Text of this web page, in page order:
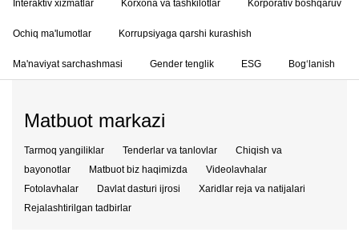
Interaktiv xizmatlar Korxona va tashkilotlar Korporativ boshqaruv
Ochiq ma'lumotlar Korrupsiyaga qarshi kurashish
Ma'naviyat sarchashmasi Gender tenglik ESG Bog‘lanish
Matbuot markazi
Tarmoq yangiliklar Tenderlar va tanlovlar
Chiqish va
bayonotlar
Matbuot biz haqimizda
Videolavhalar
Fotolavhalar
Davlat dasturi ijrosi
Xaridlar reja va natijalari
Rejalashtirilgan tadbirlar